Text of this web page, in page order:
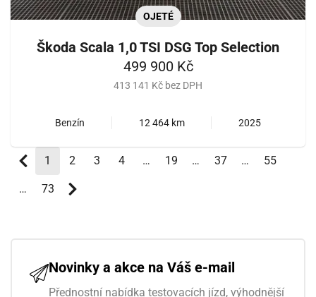
OJETÉ
Škoda Scala 1,0 TSI DSG Top Selection
499 900 Kč
413 141 Kč bez DPH
Benzín 12 464 km 2025
1(aktuální)
2 3 4 … 19 … 37 … 55
… 73
Novinky a akce na Váš e-mail
Přednostní nabídka testovacích jízd, výhodnější